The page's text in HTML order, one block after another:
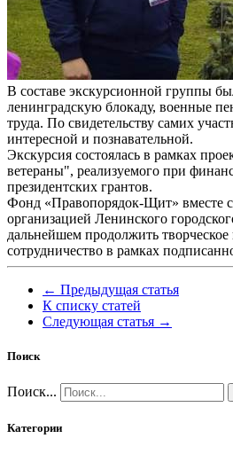
В составе экскурсионной группы
ленинградскую блокаду, военные
труда. По свидетельству самих
интересной и познавательной.
Экскурсия состоялась в рамках
ветераны", реализуемого при
президентских грантов.
Фонд «Правопорядок-Щит» вместе с
организацией Ленинского
дальнейшем продолжить творческое
сотрудничество в рамках
← Предыдущая статья
К списку статей
Следующая статья →
Поиск
Поиск...
Категории